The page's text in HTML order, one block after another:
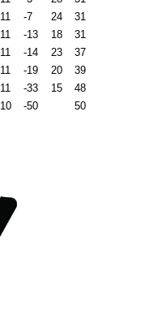
11 -7 24
31
11 -13 18
31
11 -14 23
37
11 -19 20
39
11 -33 15
48
10 -50 50